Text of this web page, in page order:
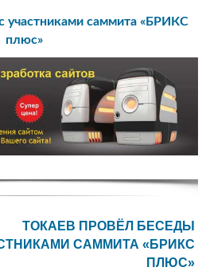
участниками саммита «БРИКС
плюс»
ТОКАЕВ ПРОВЁЛ БЕСЕДЫ
САММИТА «БРИКС
ПЛЮС»